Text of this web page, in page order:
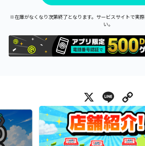
※在庫がなくなり次第終了となります。サービスサイトで実
い。
X Line